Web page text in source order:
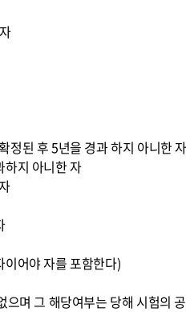
정된 후 5년을 경과 하지 아니한 자
하지 아니한 자
어야 자를 포함한다)
며 그 해당여부는 당해 시험의